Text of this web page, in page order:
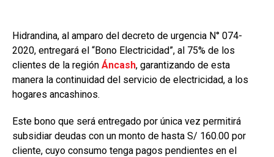
Hidrandina, al amparo del decreto de urgencia N° 074-
2020, entregará el “Bono Electricidad”, al 75% de los
clientes de la región Áncash, garantizando de esta
manera la continuidad del servicio de electricidad, a los
hogares ancashinos.
Este bono que será entregado por única vez permitirá
subsidiar deudas con un monto de hasta S/ 160.00 por
cliente, cuyo consumo tenga pagos pendientes en el